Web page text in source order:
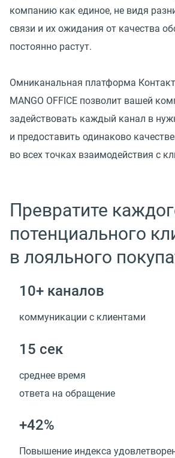
компанию как единое, не видя
связи и их ожидания от качества
постоянно растут.
Омниканальная платформа
MANGO OFFICE позволит вашей
задействовать каждый канал в
и предоставить одинаково
во всех точках взаимодействия с
Превратите
потенциального
в лояльного
10+ каналов
коммуникации с клиентами
15 сек
среднее время
ответа на обращение
+42%
Повышение индекса